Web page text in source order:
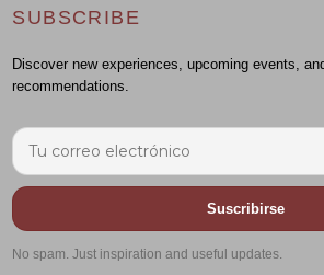
SUBSCRIBE
Discover new experiences, upcoming events,
recommendations.
Suscribirse
No spam. Just inspiration and useful updates.